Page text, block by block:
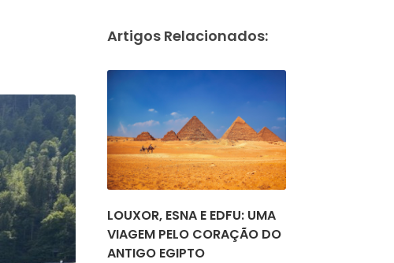
Artigos Relacionados:
LOUXOR, ESNA E EDFU: UMA
VIAGEM PELO CORAÇÃO DO
ANTIGO EGIPTO